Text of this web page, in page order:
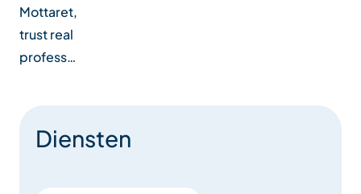
Mottaret,
trust real
profess…
Diensten